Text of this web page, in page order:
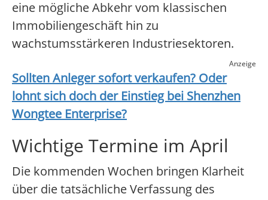
eine mögliche Abkehr vom klassischen
Immobiliengeschäft hin zu
wachstumsstärkeren Industriesektoren.
Anzeige
Sollten Anleger sofort verkaufen? Oder
lohnt sich doch der Einstieg bei Shenzhen
Wongtee Enterprise?
Wichtige Termine im April
Die kommenden Wochen bringen Klarheit
über die tatsächliche Verfassung des